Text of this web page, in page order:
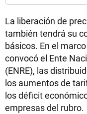
La liberación de
también tendrá su
básicos. En el
convocó el Ente
(ENRE), las
los aumentos de
los déficit
empresas del rubro.